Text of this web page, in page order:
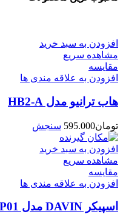
افزودن به سبد خرید
مشاهده سریع
مقایسه
افزودن به علاقه مندی ها
هاب ترانیو مدل HB2-A
تومان595.000 سنجش
افزودن به سبد خرید
مشاهده سریع
مقایسه
افزودن به علاقه مندی ها
اسپیکر DAVIN مدل SP01